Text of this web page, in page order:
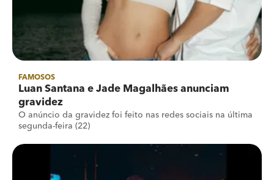
FAMOSOS
Luan Santana e Jade Magalhães anunciam
gravidez
O anúncio da gravidez foi feito nas redes sociais na última
segunda-feira (22)